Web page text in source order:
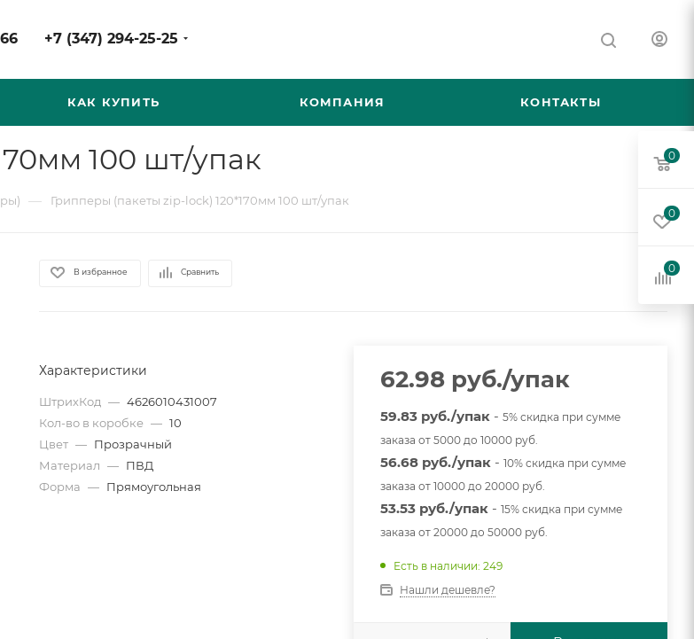
+7 (347) 294-25-25
КАК КУПИТЬ КОМПАНИЯ КОНТАКТЫ
100 шт/упак
— Грипперы (пакеты zip-lock) 120*170мм 100 шт/упак
В избранное Сравнить
Характеристики
ШтрихКод — 4626010431007
Кол-во в коробке — 10
Цвет — Прозрачный
Материал — ПВД
Форма — Прямоугольная
62.98руб./упак
59.83 руб./упак- 5% скидка при сумме
заказа от 5000 до 10000 руб.
56.68 руб./упак- 10% скидка при сумме
заказа от 10000 до 20000 руб.
53.53 руб./упак- 15% скидка при сумме
заказа от 20000 до 50000 руб.
Есть в наличии: 249
Нашли дешевле?
0
0
0